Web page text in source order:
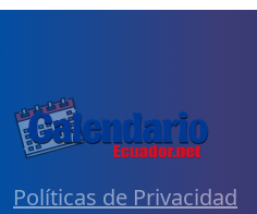
Políticas de Privacidad